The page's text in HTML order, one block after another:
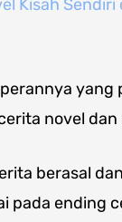
Kisah
yang
novel
berasal
pada ending